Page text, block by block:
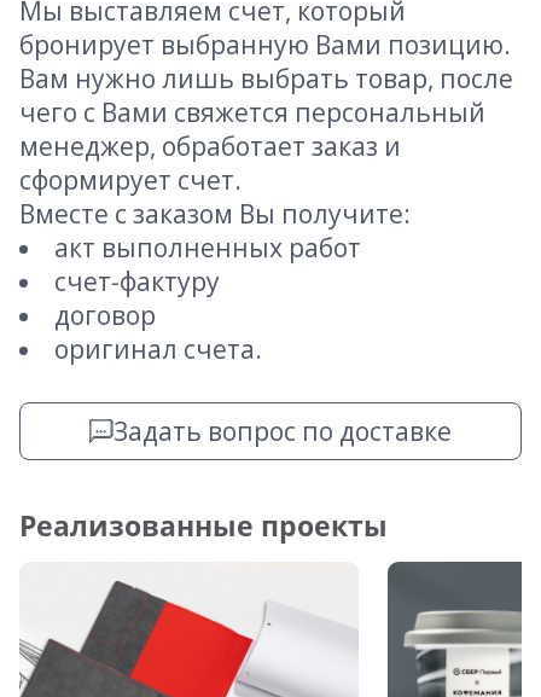
Мы выставляем счет, который
бронирует выбранную Вами позицию.
Вам нужно лишь выбрать товар, после
чего с Вами свяжется персональный
менеджер, обработает заказ и
сформирует счет.
Вместе с заказом Вы получите:
акт выполненных работ
счет-фактуру
договор
оригинал счета.
Задать вопрос по доставке
Реализованные проекты